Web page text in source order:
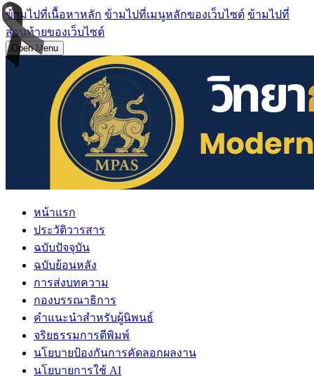
ข้ามไปที่เนื้อหาหลัก ข้ามไปที่เมนูหลักของเว็บไซต์ ข้ามไปที่
ส่วนท้ายของเว็บไซต์
Open Menu
หน้าแรก
ประวัติวารสาร
ฉบับปัจจุบัน
ฉบับย้อนหลัง
การส่งบทความ
กองบรรณาธิการ
คำแนะนำสำหรับผู้นิพนธ์
จริยธรรมการตีพิมพ์
นโยบายป้องกันการคัดลอกผลงาน
นโยบายการใช้ AI